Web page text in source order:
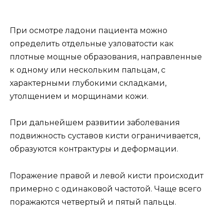
При осмотре ладони пациента можно
определить отдельные узловатости как
плотные мощные образования, направленные
к одному или нескольким пальцам, с
характерными глубокими складками,
утолщением и морщинами кожи.
При дальнейшем развитии заболевания
подвижность суставов кисти ограничивается,
образуются контрактуры и деформации.
Поражение правой и левой кисти происходит
примерно с одинаковой частотой. Чаще всего
поражаются четвертый и пятый пальцы.